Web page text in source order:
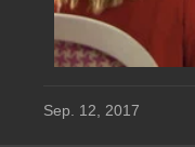
Sep. 12, 2017